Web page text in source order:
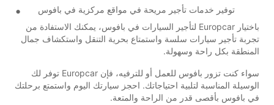
توفير خدمات تأجير مريحة في مواقع مركزية في بافوس
باختيار Europcar لتأجير السيارات في بافوس، يمكنك الاستفادة من
تجربة تأجير سيارات سلسة واستمتاع بحرية التنقل واستكشاف جمال
المنطقة بكل راحة وسهولة.
سواء كنت تزور بافوس للعمل أو للترفيه، فإن Europcar توفر لك
الوسيلة المناسبة لتلبية احتياجاتك. احجز سيارتك اليوم واستمتع برحلتك
في بافوس بأقصى قدر من الراحة والمتعة.